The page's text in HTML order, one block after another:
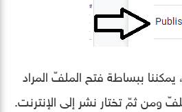
ببساطة فتح الملفّ المراد
ومن ثمّ تختار نشر إلى الإنترنت.